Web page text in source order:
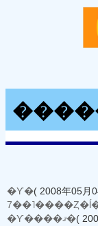
�Ƴ�( 2008年05月
�Ƴ����ޤ�